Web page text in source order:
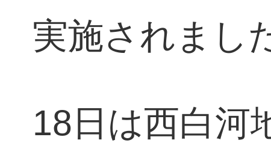
実施されまし
18日は西白河